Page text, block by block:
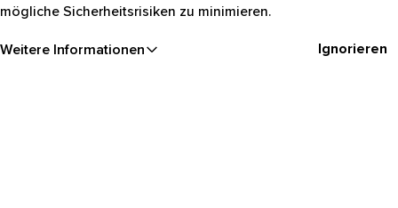
mögliche Sicherheitsrisiken zu minimieren.
Weitere Informationen Ignorieren